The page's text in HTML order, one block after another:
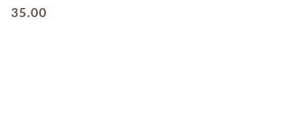
Cena:
35.00